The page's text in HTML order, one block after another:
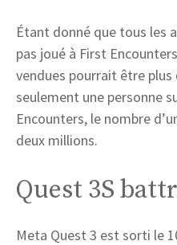
Étant donné que tous les
pas joué à First
vendues pourrait être plus
seulement une personne
Encounters, le nombre
deux millions.
Quest 3S
Meta Quest 3 est sorti le